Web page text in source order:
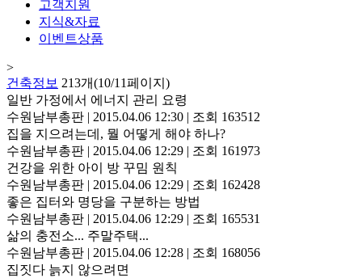
고객지원
지식&자료
이벤트상품
>
건축정보 213개(10/11페이지)
일반 가정에서 에너지 관리 요령
수원남부총판 | 2015.04.06 12:30 | 조회 163512
집을 지으려는데, 뭘 어떻게 해야 하나?
수원남부총판 | 2015.04.06 12:29 | 조회 161973
건강을 위한 아이 방 꾸밈 원칙
수원남부총판 | 2015.04.06 12:29 | 조회 162428
좋은 집터와 명당을 구분하는 방법
수원남부총판 | 2015.04.06 12:29 | 조회 165531
삶의 충전소... 주말주택...
수원남부총판 | 2015.04.06 12:28 | 조회 168056
집짓다 늙지 않으려면